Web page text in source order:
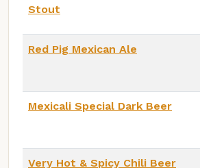
Stout
Red Pig Mexican Ale
Mexicali Special Dark Beer
Very Hot & Spicy Chili Beer